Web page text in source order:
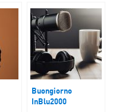
Buongiorno
InBlu2000